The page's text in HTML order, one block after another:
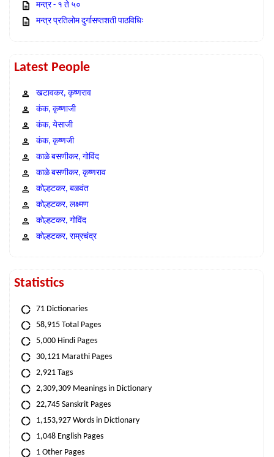
मन्त्र - १ ते ५०
मन्त्र प्रतिलोम दुर्गासप्तशती पाठविधिः
Latest People
खटावकर, कृष्णराव
कंक, कृष्णाजी
कंक, येसाजी
कंक, कृष्णजी
काळे बसणीकर, गोविंद
काळे बसणीकर, कृष्णराव
कोल्हटकर, बळवंत
कोल्हटकर, लक्ष्मण
कोल्हटकर, गोविंद
कोल्हटकर, राम्रचंद्र
Statistics
71 Dictionaries
58,915 Total Pages
5,000 Hindi Pages
30,121 Marathi Pages
2,921 Tags
2,309,309 Meanings in Dictionary
22,745 Sanskrit Pages
1,153,927 Words in Dictionary
1,048 English Pages
1 Other Pages